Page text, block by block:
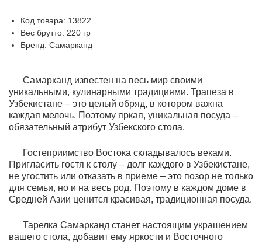
Код товара: 13822
Вес брутто: 220 гр
Бренд: Самарканд
Самарканд известен на весь мир своими
уникальными, кулинарными традициями. Трапеза в
Узбекистане – это целый обряд, в котором важна
каждая мелочь. Поэтому яркая, уникальная посуда –
обязательный атрибут Узбекского стола.
Гостеприимство Востока складывалось веками.
Пригласить гостя к столу – долг каждого в Узбекистане,
не угостить или отказать в приеме – это позор не только
для семьи, но и на весь род. Поэтому в каждом доме в
Средней Азии ценится красивая, традиционная посуда.
Тарелка Самарканд станет настоящим украшением
вашего стола, добавит ему яркости и Восточного